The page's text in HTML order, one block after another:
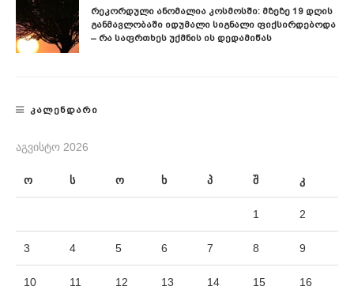
Რეკორდული Ანომალია Კოსმოსში: Მზეზე 19 Დღის
Განმავლობაში Იდუმალი Სიგნალი Ფიქსირდებოდა
– Რა Საფრთხეს Უქმნის Ის Დედამიწას
ᲙᲐᲚᲔᲜᲓᲐᲠᲘ
ᲐᲒᲕᲘᲡᲢᲝ 2026
ო ს ო ხ პ შ კ
1 2
3 4 5 6 7 8 9
10 11 12 13 14 15 16